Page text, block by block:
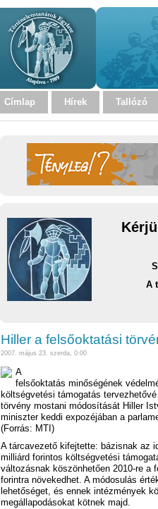
Címlap Hírek Tallózó
A
Hiller a felsőoktatási
2007. május 23. szerda, 0:00
A
felsőoktatás minőségének
költségvetési támogatás
törvény mostani módosítását Hiller
miniszter keddi expozéjában a
(Forrás: MTI)
A tárcavezető kifejtette: bázisnak az
milliárd forintos költségvetési
változásnak köszönhetően 2010-re a
forintra növekedhet. A módosulás
lehetőséget, és ennek intézmények
megállapodásokat kötnek majd.